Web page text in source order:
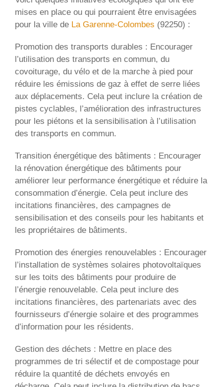
mises en place ou qui pourraient être envisagées
pour la ville de La Garenne-Colombes (92250) :
Promotion des transports durables : Encourager
l’utilisation des transports en commun, du
covoiturage, du vélo et de la marche à pied pour
réduire les émissions de gaz à effet de serre liées
aux déplacements. Cela peut inclure la création de
pistes cyclables, l’amélioration des infrastructures
pour les piétons et la sensibilisation à l’utilisation
des transports en commun.
Transition énergétique des bâtiments : Encourager
la rénovation énergétique des bâtiments pour
améliorer leur performance énergétique et réduire la
consommation d’énergie. Cela peut inclure des
incitations financières, des campagnes de
sensibilisation et des conseils pour les habitants et
les propriétaires de bâtiments.
Promotion des énergies renouvelables : Encourager
l’installation de systèmes solaires photovoltaïques
sur les toits des bâtiments pour produire de
l’énergie renouvelable. Cela peut inclure des
incitations financières, des partenariats avec des
fournisseurs d’énergie solaire et des programmes
d’information pour les résidents.
Gestion des déchets : Mettre en place des
programmes de tri sélectif et de compostage pour
réduire la quantité de déchets envoyés en